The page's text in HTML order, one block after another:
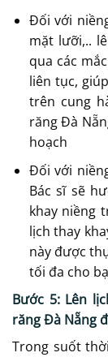
Đối với
mặt lưỡi,..
qua các
liên tục,
trên cung
răng Đà
hoạch
Đối với
Bác sĩ sẽ
khay niềng
lịch thay
này được
tối đa cho
Bước 5: Lên
răng Đà Nẵng
Trong suốt